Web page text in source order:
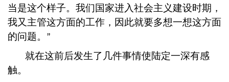
当是这个样子。我们国家进入社会主义建设时期，
我又主管这方面的工作，因此就要多想一想这方面
的问题。
”
就在这前后发生了几件事情使陆定一深有感
触。